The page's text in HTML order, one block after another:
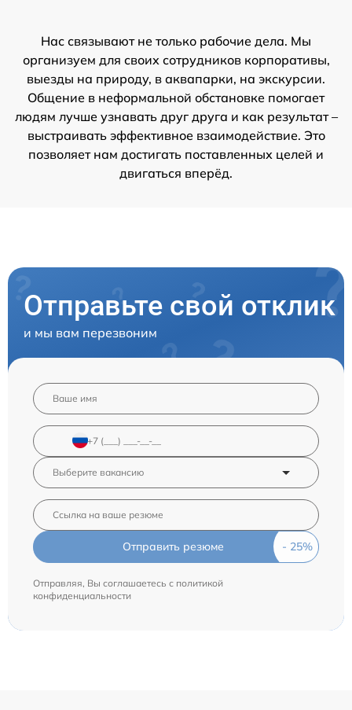
Нас связывают не только рабочие дела. Мы
организуем для своих сотрудников корпоративы,
выезды на природу, в аквапарки, на экскурсии.
Общение в неформальной обстановке помогает
людям лучше узнавать друг друга и как результат –
выстраивать эффективное взаимодействие. Это
позволяет нам достигать поставленных целей и
двигаться вперёд.
Отправьте свой отклик
и мы вам перезвоним
Отправить резюме
Отправляя, Вы соглашаетесь с политикой
конфиденциальности